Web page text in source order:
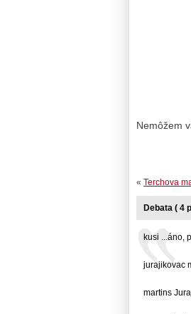
Nemôžem
« Terchova
Debata ( 4
kusi ...áno,
jurajikovac
martins